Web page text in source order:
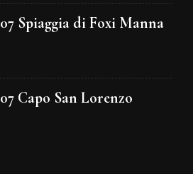
Spiaggia di Foxi Manna
Capo San Lorenzo